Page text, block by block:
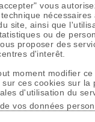
- Le 27/12/2010
peaux allaient
car en fait je me
mais taillées déjà.
spatule avant : 110 et
vous
nécessaires
site, ainsi que
ou de
proposer des
d'interêt.
moment modifier
ces cookies sur la
d'utilisation du
vos données